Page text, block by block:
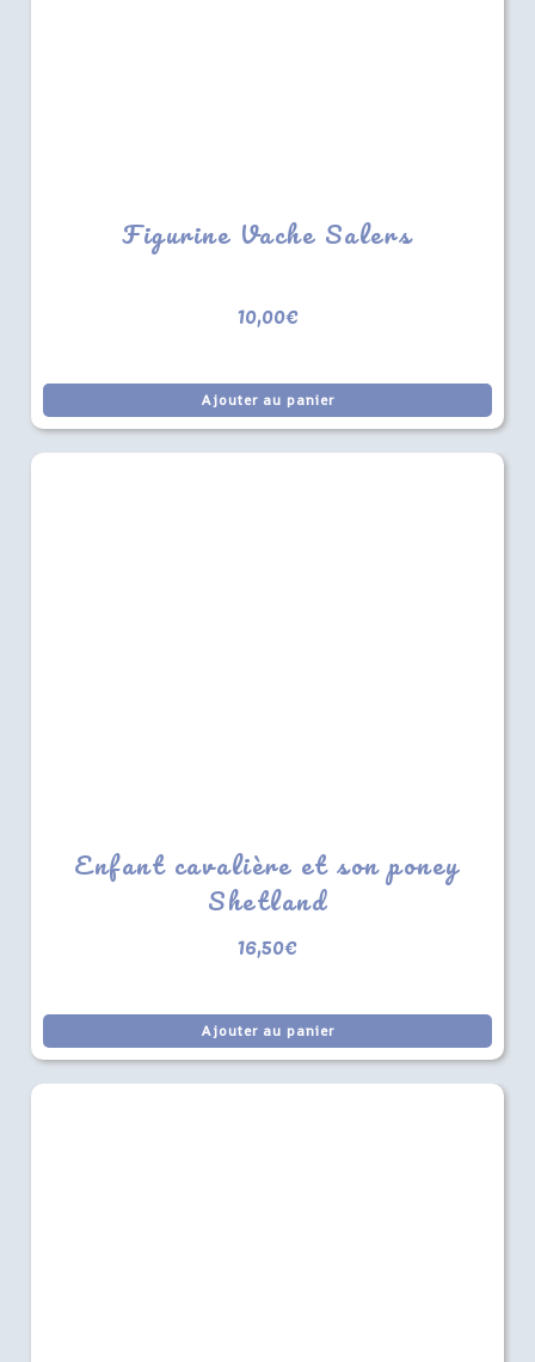
Figurine Vache Salers
10,00€
Ajouter au panier
Enfant cavalière et son poney
Shetland
16,50€
Ajouter au panier